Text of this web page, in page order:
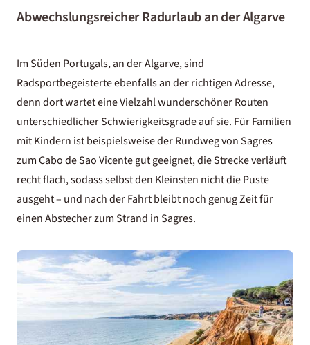
Abwechslungsreicher Radurlaub an der Algarve
Im Süden Portugals, an der Algarve, sind
Radsportbegeisterte ebenfalls an der richtigen Adresse,
denn dort wartet eine Vielzahl wunderschöner Routen
unterschiedlicher Schwierigkeitsgrade auf sie. Für Familien
mit Kindern ist beispielsweise der Rundweg von Sagres
zum Cabo de Sao Vicente gut geeignet, die Strecke verläuft
recht flach, sodass selbst den Kleinsten nicht die Puste
ausgeht – und nach der Fahrt bleibt noch genug Zeit für
einen Abstecher zum Strand in Sagres.